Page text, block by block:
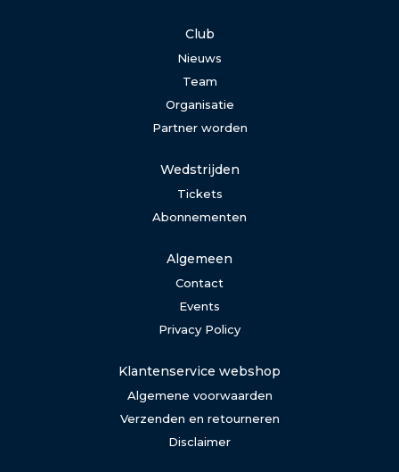
Club
Nieuws
Team
Organisatie
Partner worden
Wedstrijden
Tickets
Abonnementen
Algemeen
Contact
Events
Privacy Policy
Klantenservice webshop
Algemene voorwaarden
Verzenden en retourneren
Disclaimer